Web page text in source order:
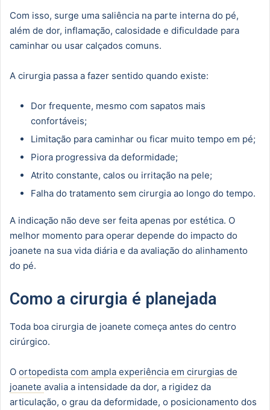
Com isso, surge uma saliência na parte interna do pé,
além de dor, inflamação, calosidade e dificuldade para
caminhar ou usar calçados comuns.
A cirurgia passa a fazer sentido quando existe:
Dor frequente, mesmo com sapatos mais
confortáveis;
Limitação para caminhar ou ficar muito tempo em pé;
Piora progressiva da deformidade;
Atrito constante, calos ou irritação na pele;
Falha do tratamento sem cirurgia ao longo do tempo.
A indicação não deve ser feita apenas por estética. O
melhor momento para operar depende do impacto do
joanete na sua vida diária e da avaliação do alinhamento
do pé.
Como a cirurgia é planejada
Toda boa cirurgia de joanete começa antes do centro
cirúrgico.
O ortopedista com ampla experiência em cirurgias de
joanete avalia a intensidade da dor, a rigidez da
articulação, o grau da deformidade, o posicionamento dos